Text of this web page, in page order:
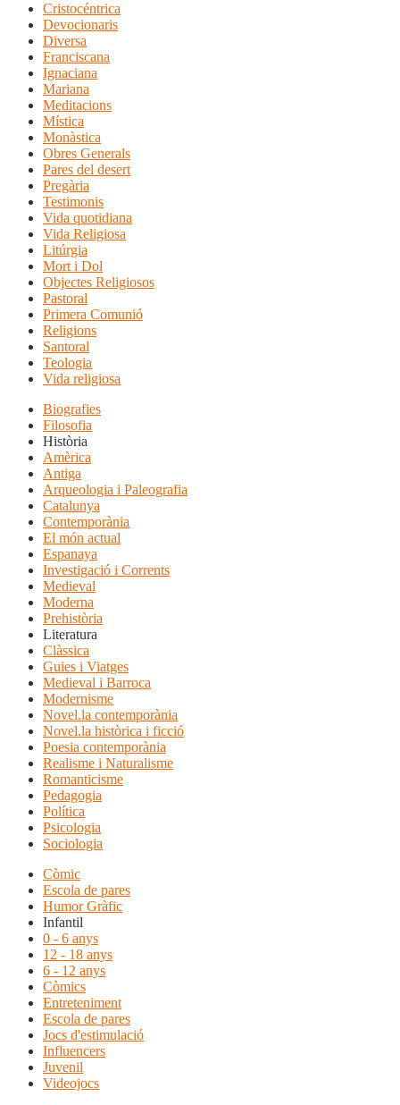
Cristocéntrica
Devocionaris
Diversa
Franciscana
Ignaciana
Mariana
Meditacions
Mística
Monàstica
Obres Generals
Pares del desert
Pregària
Testimonis
Vida quotidiana
Vida Religiosa
Litúrgia
Mort i Dol
Objectes Religiosos
Pastoral
Primera Comunió
Religions
Santoral
Teologia
Vida religiosa
Biografies
Filosofia
Història
Amèrica
Antiga
Arqueologia i Paleografia
Catalunya
Contemporània
El món actual
Espanaya
Investigació i Corrents
Medieval
Moderna
Prehistòria
Literatura
Clàssica
Guies i Viatges
Medieval i Barroca
Modernisme
Novel.la contemporània
Novel.la històrica i ficció
Poesia contemporània
Realisme i Naturalisme
Romanticisme
Pedagogia
Política
Psicologia
Sociologia
Còmic
Escola de pares
Humor Gràfic
Infantil
0 - 6 anys
12 - 18 anys
6 - 12 anys
Còmics
Entreteniment
Escola de pares
Jocs d'estimulació
Influencers
Juvenil
Videojocs